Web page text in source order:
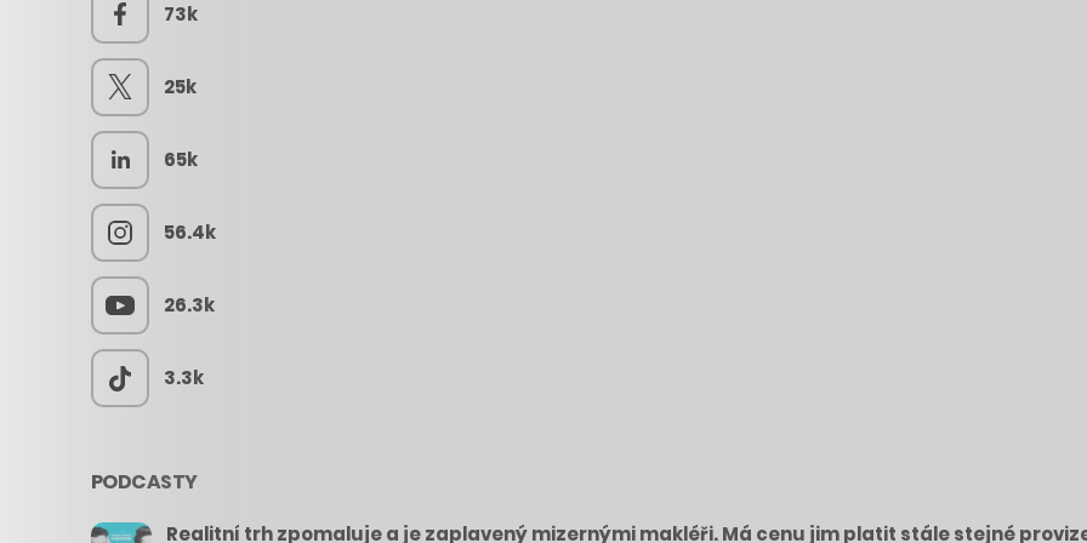
73k
25k
65k
56.4k
26.3k
3.3k
PODCASTY
Realitní trh zpomaluje a je zaplavený mizernými makléři. Má cenu jim platit stále stejné